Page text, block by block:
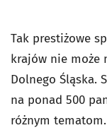
Tak prestiżowe
krajów nie może
Dolnego Śląska.
na ponad 500
różnym tematom.